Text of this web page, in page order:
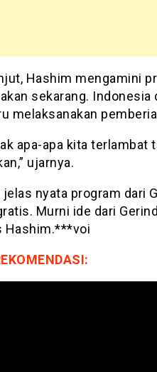
Hashim mengamini
sekarang.
melaksanakan
apa-apa kita terlambat
ujarnya.
jelas nyata program dari
Murni ide dari
Hashim.***voi